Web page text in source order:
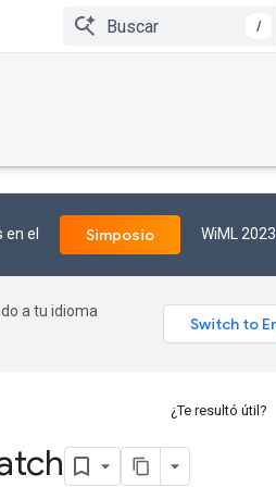
/
el Simposio WiML 2023.
a tu idioma
¿Te resultó útil?